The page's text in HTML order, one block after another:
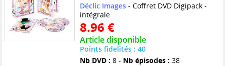
Déclic Images- Coffret DVD Digipack -
intégrale
8.96 €
Article disponible
Points fidelités : 40
Nb DVD : 8 - Nb épisodes : 38